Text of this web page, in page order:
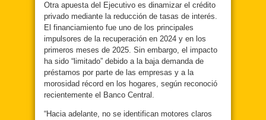
Otra apuesta del Ejecutivo es dinamizar el crédito
privado mediante la reducción de tasas de interés.
El financiamiento fue uno de los principales
impulsores de la recuperación en 2024 y en los
primeros meses de 2025. Sin embargo, el impacto
ha sido “limitado” debido a la baja demanda de
préstamos por parte de las empresas y a la
morosidad récord en los hogares, según reconoció
recientemente el Banco Central.
“Hacia adelante, no se identifican motores claros